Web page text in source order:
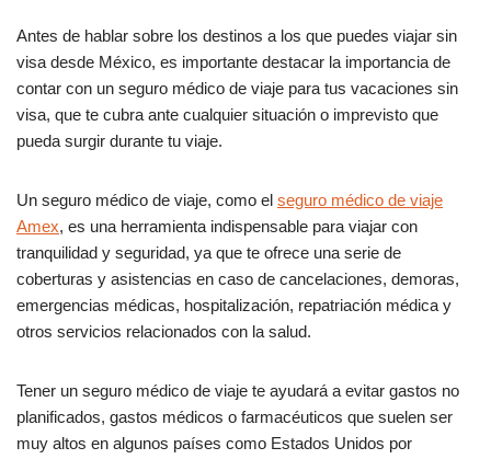
Antes de hablar sobre los destinos a los que puedes viajar sin
visa desde México, es importante destacar la importancia de
contar con un seguro médico de viaje para tus vacaciones sin
visa, que te cubra ante cualquier situación o imprevisto que
pueda surgir durante tu viaje.
Un seguro médico de viaje, como el seguro médico de viaje
Amex, es una herramienta indispensable para viajar con
tranquilidad y seguridad, ya que te ofrece una serie de
coberturas y asistencias en caso de cancelaciones, demoras,
emergencias médicas, hospitalización, repatriación médica y
otros servicios relacionados con la salud.
Tener un seguro médico de viaje te ayudará a evitar gastos no
planificados, gastos médicos o farmacéuticos que suelen ser
muy altos en algunos países como Estados Unidos por